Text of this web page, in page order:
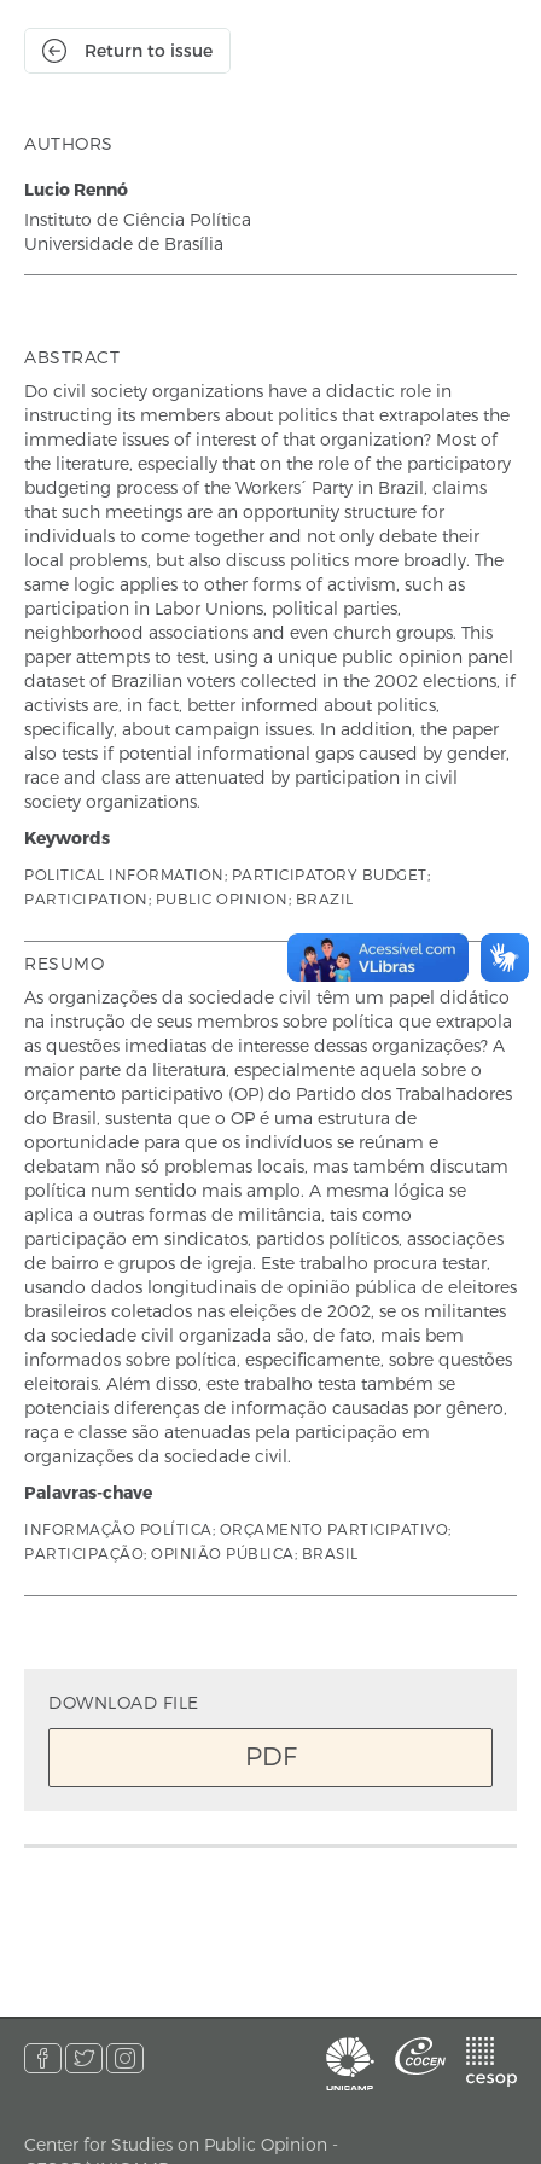
Return to issue
AUTHORS
Lucio Rennó
Instituto de Ciência Política
Universidade de Brasília
ABSTRACT
Do civil society organizations have a didactic role in
instructing its members about politics that extrapolates the
immediate issues of interest of that organization? Most of
the literature, especially that on the role of the participatory
budgeting process of the Workers´ Party in Brazil, claims
that such meetings are an opportunity structure for
individuals to come together and not only debate their
local problems, but also discuss politics more broadly. The
same logic applies to other forms of activism, such as
participation in Labor Unions, political parties,
neighborhood associations and even church groups. This
paper attempts to test, using a unique public opinion panel
dataset of Brazilian voters collected in the 2002 elections, if
activists are, in fact, better informed about politics,
specifically, about campaign issues. In addition, the paper
also tests if potential informational gaps caused by gender,
race and class are attenuated by participation in civil
society organizations.
Keywords
POLITICAL INFORMATION; PARTICIPATORY BUDGET;
PARTICIPATION; PUBLIC OPINION; BRAZIL
RESUMO
As organizações da sociedade civil têm um papel didático
na instrução de seus membros sobre política que extrapola
as questões imediatas de interesse dessas organizações? A
maior parte da literatura, especialmente aquela sobre o
orçamento participativo (OP) do Partido dos Trabalhadores
do Brasil, sustenta que o OP é uma estrutura de
oportunidade para que os indivíduos se reúnam e
debatam não só problemas locais, mas também discutam
política num sentido mais amplo. A mesma lógica se
aplica a outras formas de militância, tais como
participação em sindicatos, partidos políticos, associações
de bairro e grupos de igreja. Este trabalho procura testar,
usando dados longitudinais de opinião pública de eleitores
brasileiros coletados nas eleições de 2002, se os militantes
da sociedade civil organizada são, de fato, mais bem
informados sobre política, especificamente, sobre questões
eleitorais. Além disso, este trabalho testa também se
potenciais diferenças de informação causadas por gênero,
raça e classe são atenuadas pela participação em
organizações da sociedade civil.
Palavras-chave
INFORMAÇÃO POLÍTICA; ORÇAMENTO PARTICIPATIVO;
PARTICIPAÇÃO; OPINIÃO PÚBLICA; BRASIL
DOWNLOAD FILE
PDF
address
Center for Studies on Public Opinion -